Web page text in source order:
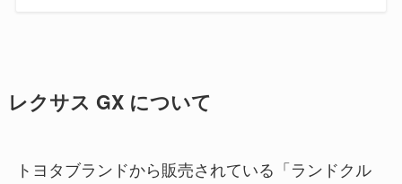
レクサス GX について
トヨタブランドから販売されている「ランドクル